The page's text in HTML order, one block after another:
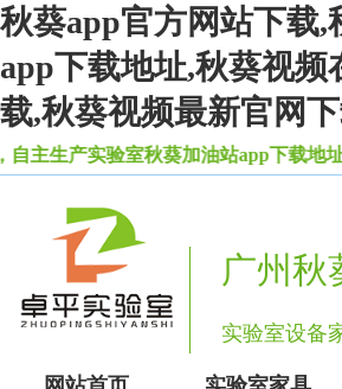
秋葵app官方网站下载,
app下载地址,秋葵视频
载,秋葵视频最新官网
生产实验室秋葵加油站app下载地址柜
广州秋
实验室设备